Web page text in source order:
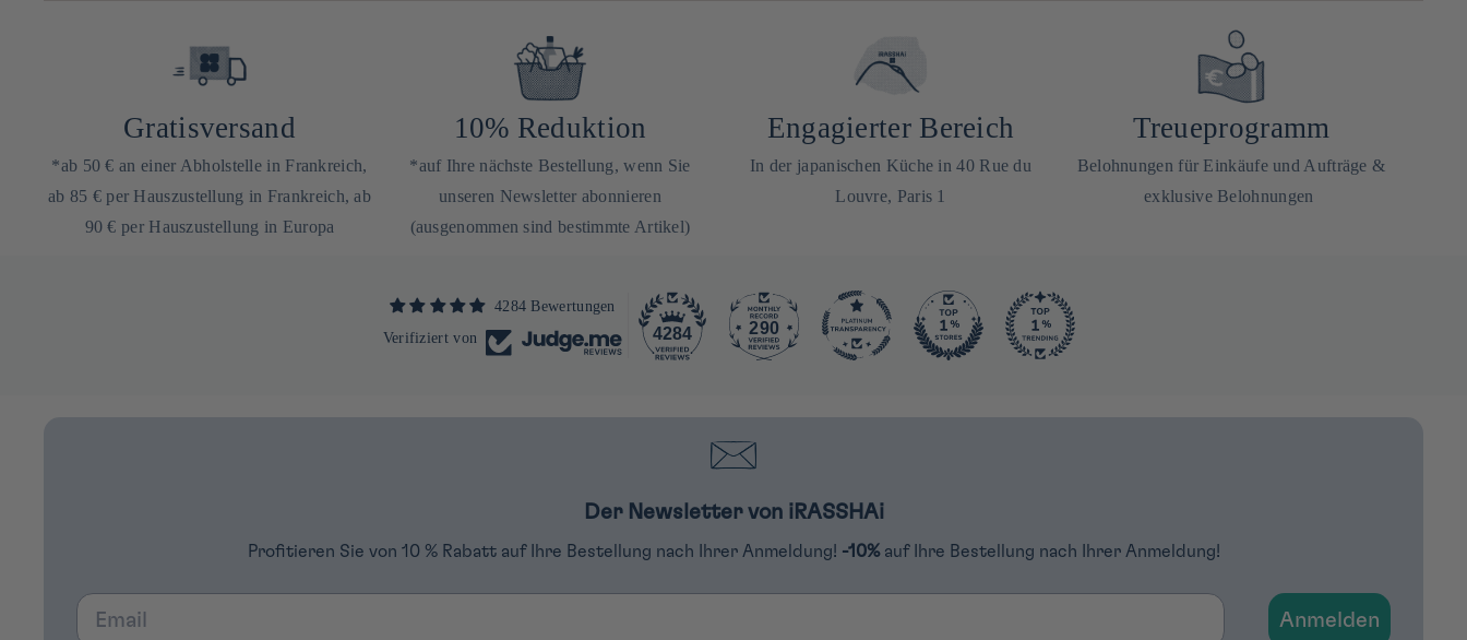
Gratisversand
*ab 50 € an einer Abholstelle in Frankreich,
ab 85 € per Hauszustellung in Frankreich, ab
90 € per Hauszustellung in Europa
10% Reduktion
*auf Ihre nächste Bestellung, wenn Sie
unseren Newsletter abonnieren
(ausgenommen sind bestimmte Artikel)
Engagierter Bereich
In der japanischen Küche in 40 Rue du
Louvre, Paris 1
Treueprogramm
Belohnungen für Einkäufe und Aufträge &
exklusive Belohnungen
4284 Bewertungen
Verifiziert von
4284 290
Der Newsletter von iRASSHAi
Profitieren Sie von 10 % Rabatt auf Ihre Bestellung nach Ihrer Anmeldung! -10% auf Ihre Bestellung nach Ihrer Anmeldung!
Email
Anmelden